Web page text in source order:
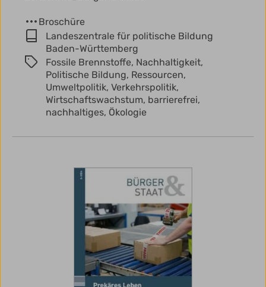
Broschüre
Landeszentrale für politische Bildung
Baden-Württemberg
Fossile Brennstoffe, Nachhaltigkeit,
Politische Bildung, Ressourcen,
Umweltpolitik, Verkehrspolitik,
Wirtschaftswachstum, barrierefrei,
nachhaltiges, Ökologie